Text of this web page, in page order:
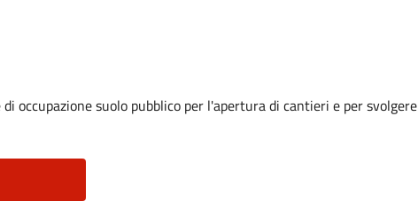
occupazione suolo pubblico per l'apertura di cantieri e per svolgere